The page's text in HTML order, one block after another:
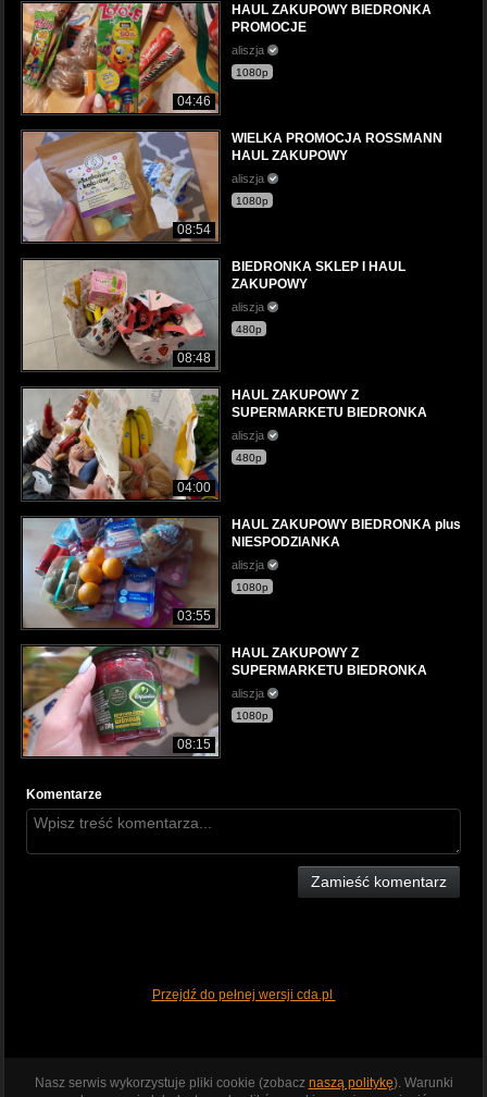
04:46
HAUL ZAKUPOWY BIEDRONKA
PROMOCJE
aliszja
1080p
08:54
WIELKA PROMOCJA ROSSMANN
HAUL ZAKUPOWY
aliszja
1080p
08:48
BIEDRONKA SKLEP I HAUL
ZAKUPOWY
aliszja
480p
04:00
HAUL ZAKUPOWY Z
SUPERMARKETU BIEDRONKA
aliszja
480p
03:55
HAUL ZAKUPOWY BIEDRONKA plus
NIESPODZIANKA
aliszja
1080p
08:15
HAUL ZAKUPOWY Z
SUPERMARKETU BIEDRONKA
aliszja
1080p
Komentarze
Zamieść komentarz
Przejdź do pełnej wersji cda.pl
Nasz serwis wykorzystuje pliki cookie (zobacz naszą politykę). Warunki